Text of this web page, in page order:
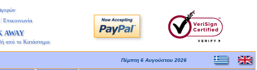
Επικοινωνία
AWAY
από το Κατάστημα
Πέμπτη 6 Αυγούστου 2026